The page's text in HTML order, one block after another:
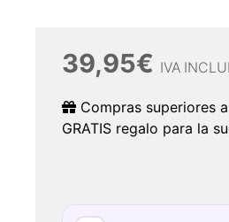
39,95€ IVA
Compras superiores
GRATIS regalo para la